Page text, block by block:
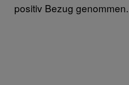
positiv Bezug genommen.